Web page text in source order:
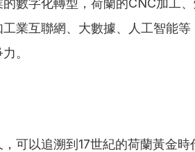
數字化轉型，荷蘭的CNC加工
業互聯網、大數據、人工智能
。
可以追溯到17世紀的荷蘭黃金